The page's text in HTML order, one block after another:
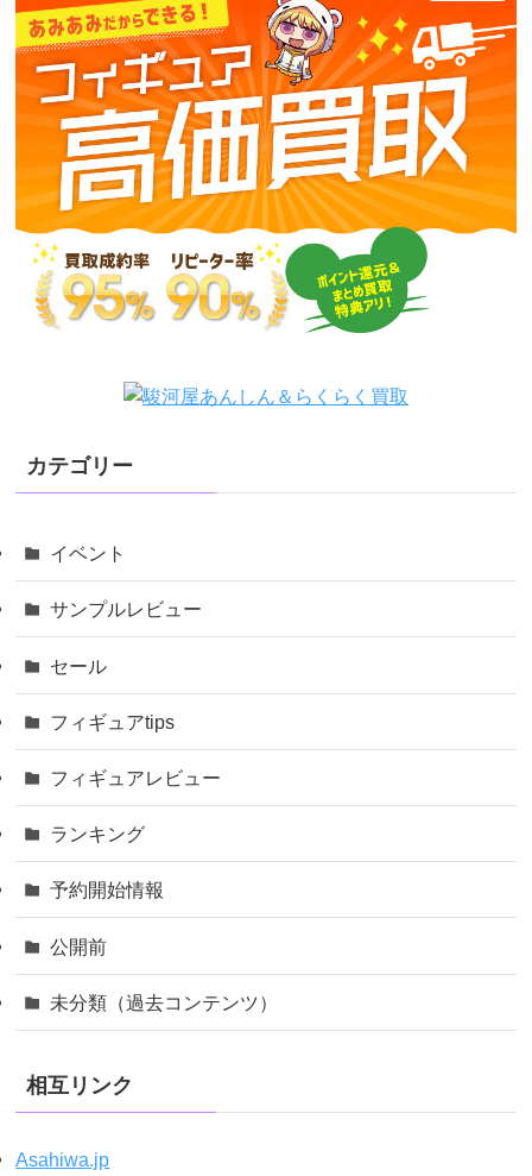
カテゴリー
イベント
サンプルレビュー
セール
フィギュアtips
フィギュアレビュー
ランキング
予約開始情報
公開前
未分類（過去コンテンツ）
相互リンク
Asahiwa.jp